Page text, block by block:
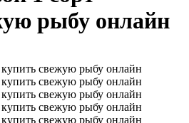
рыбу онлайн